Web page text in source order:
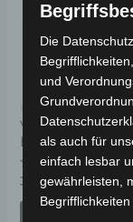
Kostenloser Versand
VSM
Bewertet
mit
0
39,00€ *
Die
und
als auch für
einfach lesbar
gewährleisten,